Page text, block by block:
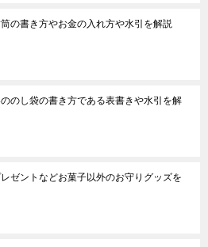
の書き方やお金の入れ方や水引を解説
のし袋の書き方である表書きや水引を解
ゼントなどお菓子以外のお守りグッズを